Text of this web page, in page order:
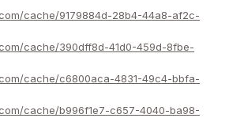
cache/9179884d-28b4-44a8-af2c-
cache/390dff8d-41d0-459d-8fbe-
cache/c6800aca-4831-49c4-bbfa-
cache/b996f1e7-c657-4040-ba98-